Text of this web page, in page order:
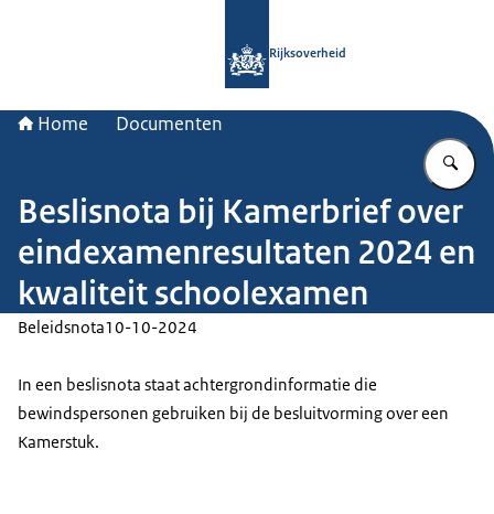
Rijksoverheid
Home Documenten
Beslisnota bij Kamerbrief over
eindexamenresultaten 2024 en
kwaliteit schoolexamen
Beleidsnota10-10-2024
In een beslisnota staat achtergrondinformatie die
bewindspersonen gebruiken bij de besluitvorming over een
Kamerstuk.